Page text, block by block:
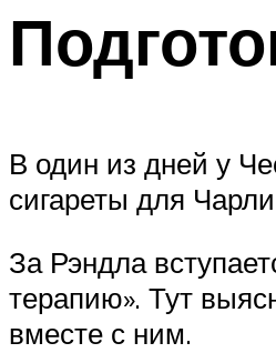
В один из дней у
сигареты для
За Рэндла
терапию». Тут
вместе с ним.